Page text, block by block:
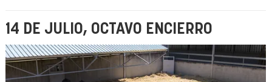
14 DE JULIO, OCTAVO ENCIERRO